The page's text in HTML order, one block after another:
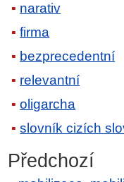
narativ
firma
bezprecedentní
relevantní
oligarcha
slovník cizích
Předchozí